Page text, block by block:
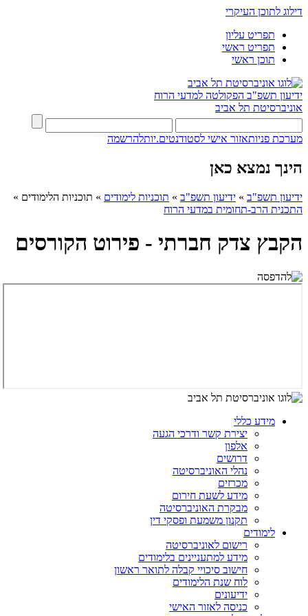
דילוג לתוכן העיקרי
תפריט עליון
תפריט ראשי
תוכן ראשי
ידיעון תשפ"ב הפקולטה למדעי הרוח
אוניברסיטת תל אביב
מערכת פניותאזור אישי לסטודנטים.יותלהרשמה
הינך נמצא כאן
ידיעון תשפ"ב » ידיעון תשפ"ב » תוכניות לימודים » תוכניות הלימודים »
התכנית הרב-תחומית במדעי הרוח
הקבץ צדק חברתי - פירוט הקורסים
מידע כללי
יצירת קשר ודרכי הגעה
אלפון
דרושים
נהלי האוניברסיטה
מכרזים
מידע לשעת חירום
מבקרת האוניברסיטה
תקנון משמעת ופסקי דין
לימודים
רישום לאוניברסיטה
מידע למתעניינים בלימודים
חישוב סיכויי קבלה לתואר ראשון
לוח שנת הלימודים
ידיעונים
כניסה לאזור האישי